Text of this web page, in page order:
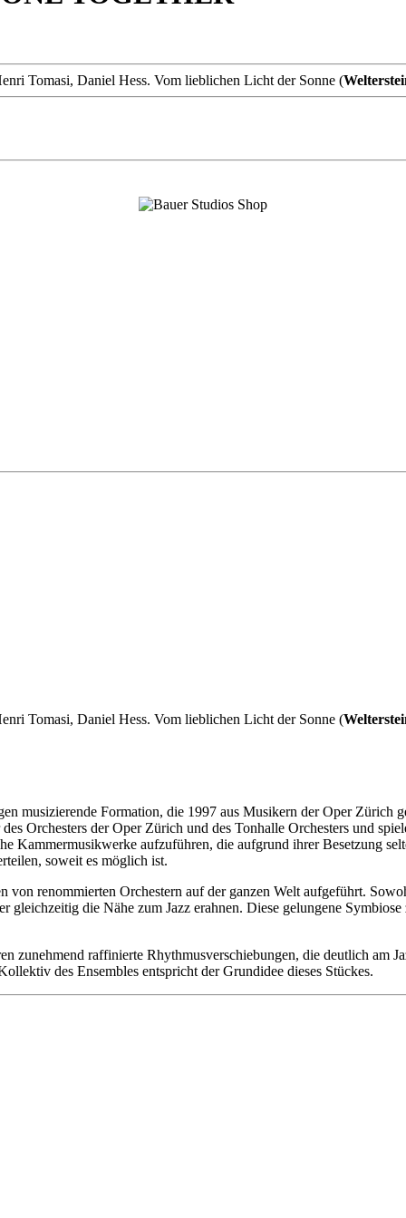
Tomasi, Daniel Hess. Vom lieblichen Licht der Sonne (
Tomasi, Daniel Hess. Vom lieblichen Licht der Sonne (
musizierende Formation, die 1997 aus Musikern der Oper Zürich
Orchesters der Oper Zürich und des Tonhalle Orchesters und
Kammermusikwerke aufzuführen, die aufgrund ihrer Besetzung
soweit es möglich ist.
von renommierten Orchestern auf der ganzen Welt aufgeführt.
gleichzeitig die Nähe zum Jazz erahnen. Diese gelungene
zunehmend raffinierte Rhythmusverschiebungen, die deutlich am
des Ensembles entspricht der Grundidee dieses Stückes.